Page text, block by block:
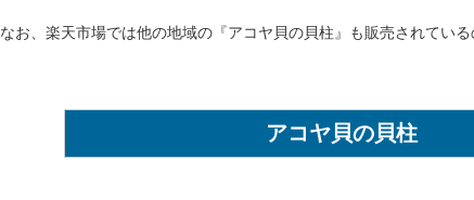
なお、楽天市場では他の地域の『アコヤ貝の貝柱』も販売されている
アコヤ貝の貝柱